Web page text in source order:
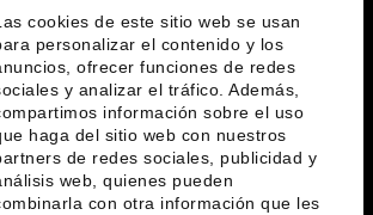
cookies de este sitio web se usan
personalizar el contenido y los
ofrecer funciones de redes
y analizar el tráfico. Además,
información sobre el uso
haga del sitio web con nuestros
de redes sociales, publicidad y
web, quienes pueden
con otra información que les
idiomas